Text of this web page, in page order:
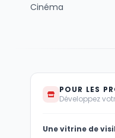
Cinéma
POUR LES
Développez
Une vitrine de